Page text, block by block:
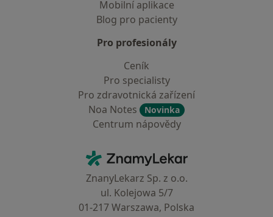
Mobilní aplikace
Blog pro pacienty
Pro profesionály
Ceník
Pro specialisty
Pro zdravotnická zařízení
Noa Notes
Novinka
Centrum nápovědy
ZnamyLekar - Hlavní stránka
ZnanyLekarz Sp. z o.o.
ul. Kolejowa 5/7
01-217 Warszawa, Polska